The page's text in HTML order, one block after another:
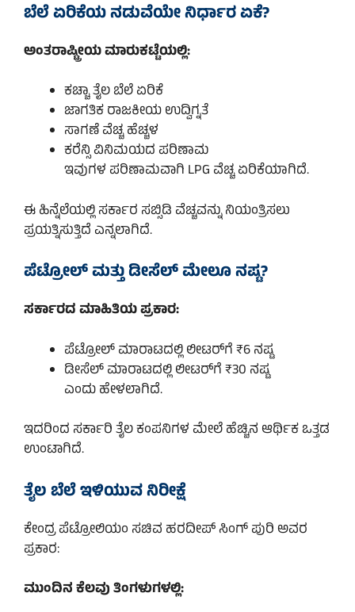
ಬೆಲೆ ಏರಿಕೆಯ ನಡುವೆಯೇ ನಿರ್ಧಾರ ಏಕೆ?
ಅಂತರಾಷ್ಟ್ರೀಯ ಮಾರುಕಟ್ಟೆಯಲ್ಲಿ:
ಕಚ್ಚಾ ತೈಲ ಬೆಲೆ ಏರಿಕೆ
ಜಾಗತಿಕ ರಾಜಕೀಯ ಉದ್ವಿಗ್ನತೆ
ಸಾಗಣೆ ವೆಚ್ಚ ಹೆಚ್ಚಳ
ಕರೆನ್ಸಿ ವಿನಿಮಯದ ಪರಿಣಾಮ
ಇವುಗಳ ಪರಿಣಾಮವಾಗಿ LPG ವೆಚ್ಚ ಏರಿಕೆಯಾಗಿದೆ.
ಈ ಹಿನ್ನೆಲೆಯಲ್ಲಿ ಸರ್ಕಾರ ಸಬ್ಸಿಡಿ ವೆಚ್ಚವನ್ನು ನಿಯಂತ್ರಿಸಲು
ಪ್ರಯತ್ನಿಸುತ್ತಿದೆ ಎನ್ನಲಾಗಿದೆ.
ಪೆಟ್ರೋಲ್ ಮತ್ತು ಡೀಸೆಲ್ ಮೇಲೂ ನಷ್ಟ?
ಸರ್ಕಾರದ ಮಾಹಿತಿಯ ಪ್ರಕಾರ:
ಪೆಟ್ರೋಲ್ ಮಾರಾಟದಲ್ಲಿ ಲೀಟರ್‌ಗೆ ₹6 ನಷ್ಟ
ಡೀಸೆಲ್ ಮಾರಾಟದಲ್ಲಿ ಲೀಟರ್‌ಗೆ ₹30 ನಷ್ಟ
ಎಂದು ಹೇಳಲಾಗಿದೆ.
ಇದರಿಂದ ಸರ್ಕಾರಿ ತೈಲ ಕಂಪನಿಗಳ ಮೇಲೆ ಹೆಚ್ಚಿನ ಆರ್ಥಿಕ ಒತ್ತಡ
ಉಂಟಾಗಿದೆ.
ತೈಲ ಬೆಲೆ ಇಳಿಯುವ ನಿರೀಕ್ಷೆ
ಕೇಂದ್ರ ಪೆಟ್ರೋಲಿಯಂ ಸಚಿವ ಹರದೀಪ್ ಸಿಂಗ್ ಪುರಿ ಅವರ
ಪ್ರಕಾರ:
ಮುಂದಿನ ಕೆಲವು ತಿಂಗಳುಗಳಲ್ಲಿ: